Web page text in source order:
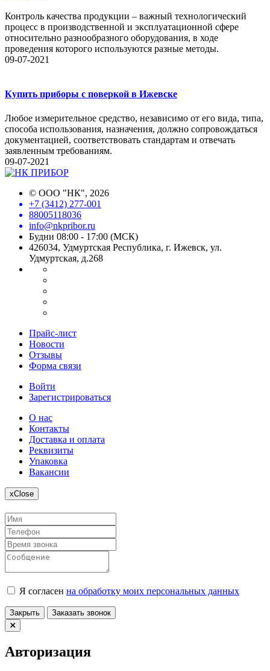
Контроль качества продукции – важный технологический
процесс в производственной и эксплуатационной сфере
относительно разнообразного оборудования, в ходе
проведения которого используются разные методы.
09-07-2021
Купить приборы с поверкой в Ижевске
Любое измерительное средство, независимо от его вида, типа,
способа использования, назначения, должно сопровождаться
документацией, соответствовать стандартам и отвечать
заявленным требованиям.
09-07-2021
© ООО "НК", 2026
+7 (3412) 277-001
88005118036
info@nkpribor.ru
Будни 08:00 - 17:00 (МСК)
426034, Удмуртская Республика, г. Ижевск, ул.
Удмуртская, д.268
Прайс-лист
Новости
Отзывы
Форма связи
Войти
Зарегистрироваться
О нас
Контакты
Доставка и оплата
Реквизиты
Упаковка
Вакансии
xClose
Я согласен на обработку моих персональных данных
Закрыть Заказать звонок
Авторизация